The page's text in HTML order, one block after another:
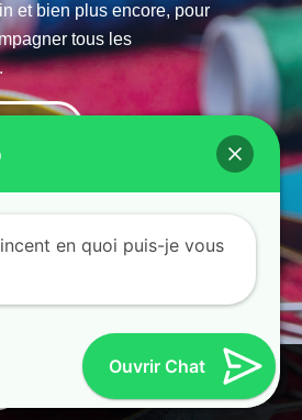
et bien plus encore, pour
tous les
en quoi puis-je vous
Ouvrir Chat